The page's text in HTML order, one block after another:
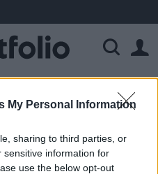
My Personal Information
sharing to third parties, or
sensitive information for
use the below opt-out
érettségiző, de